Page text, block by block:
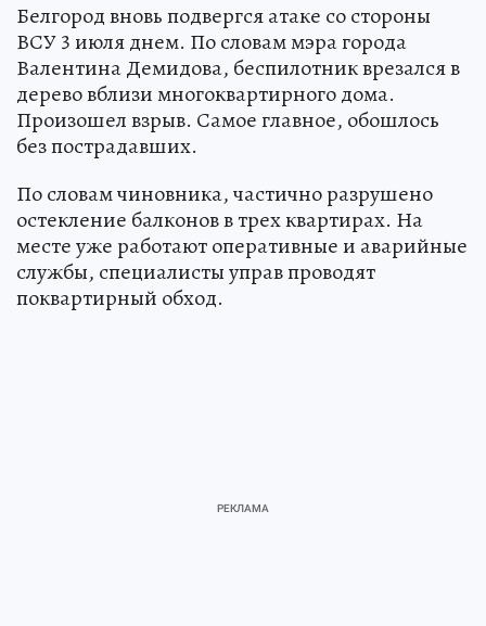
Белгород вновь подвергся атаке со стороны
ВСУ 3 июля днем. По словам мэра города
Валентина Демидова, беспилотник врезался в
дерево вблизи многоквартирного дома.
Произошел взрыв. Самое главное, обошлось
без пострадавших.
По словам чиновника, частично разрушено
остекление балконов в трех квартирах. На
месте уже работают оперативные и аварийные
службы, специалисты управ проводят
поквартирный обход.